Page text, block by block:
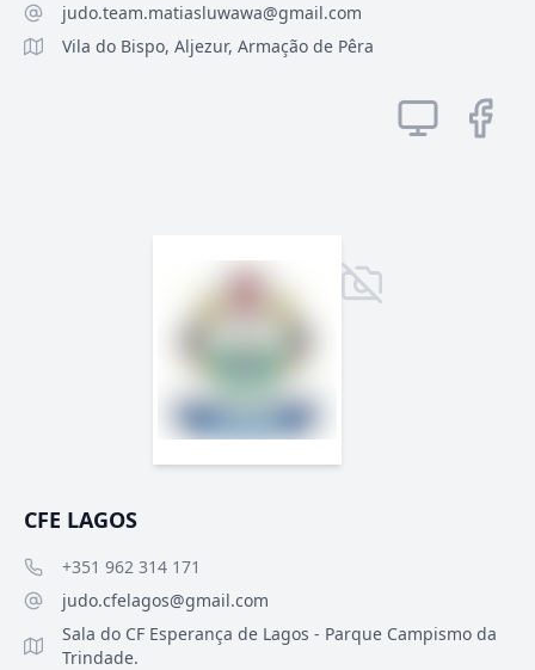
judo.team.matiasluwawa@gmail.com
Vila do Bispo, Aljezur, Armação de Pêra
CFE LAGOS
+351 962 314 171
judo.cfelagos@gmail.com
Sala do CF Esperança de Lagos - Parque Campismo da
Trindade.